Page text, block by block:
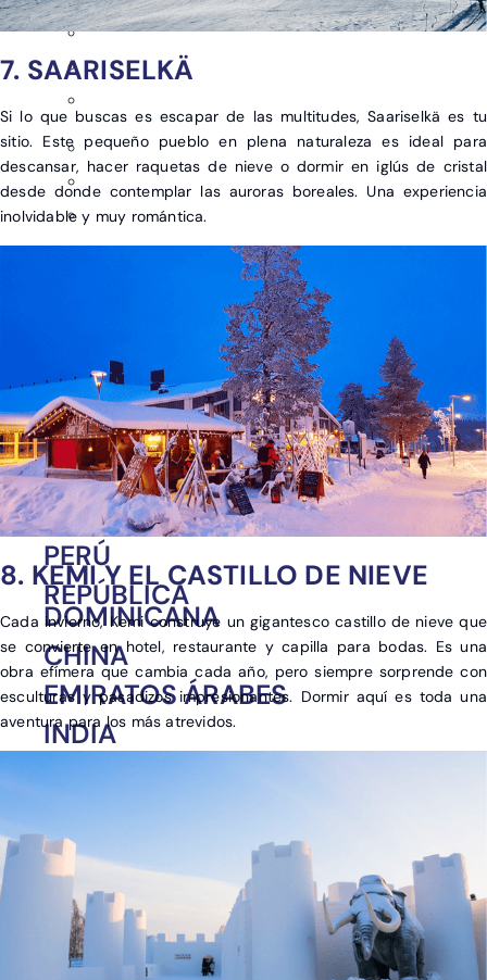
ZANZÍBAR
ARGENTINA
COLOMBIA
LAS BAHAMAS
MÉXICO
PERÚ
REPÚBLICA
DOMINICANA
CHINA
EMIRATOS ÁRABES
INDIA
INDONESIA
SRI LANKA
TAILANDIA
VIETNAM
7. SAARISELKÄ
Si lo que buscas es escapar de las multitudes, Saariselkä es tu
sitio. Este pequeño pueblo en plena naturaleza es ideal para
descansar, hacer raquetas de nieve o dormir en iglús de cristal
desde donde contemplar las auroras boreales. Una experiencia
inolvidable y muy romántica.
8. KEMI Y EL CASTILLO DE NIEVE
Cada invierno, Kemi construye un gigantesco castillo de nieve que
se convierte en hotel, restaurante y capilla para bodas. Es una
obra efímera que cambia cada año, pero siempre sorprende con
esculturas y pasadizos impresionantes. Dormir aquí es toda una
aventura para los más atrevidos.